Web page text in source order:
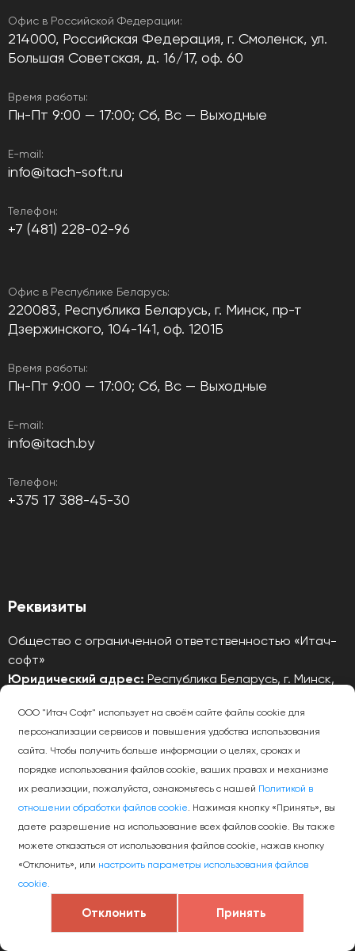
Офис в Российской Федерации:
214000, Российская Федерация, г. Смоленск, ул.
Большая Советская, д. 16/17, оф. 60
Время работы:
Пн-Пт 9:00 — 17:00; Сб, Вс — Выходные
E-mail:
info@itach-soft.ru
Телефон:
+7 (481) 228-02-96
Офис в Республике Беларусь:
220083, Республика Беларусь, г. Минск, пр-т
Дзержинского, 104-141, оф. 1201Б
Время работы:
Пн-Пт 9:00 — 17:00; Сб, Вс — Выходные
E-mail:
info@itach.by
Телефон:
+375 17 388-45-30
Реквизиты
Общество с ограниченной ответственностью «Итач-
софт»
Юридический адрес: Республика Беларусь, г. Минск,
УНП: 192324962, Регистрационный номер в Торговом
реестре466118 от 20.11.2019
Тех. поддержка 24/7:helpdesk@itach.by
Политика конфиденциальности
© 2026 ООО «Итач-софт» — Разработка программного
ООО "Итач Софт" использует на своём сайте файлы cookie для
персонализации сервисов и повышения удобства использования
сайта. Чтобы получить больше информации о целях, сроках и
порядке использования файлов cookie, ваших правах и механизме
их реализации, пожалуйста, ознакомьтесь с нашей Политикой в
отношении обработки файлов cookie. Нажимая кнопку «Принять», вы
даете разрешение на использование всех файлов cookie. Вы также
можете отказаться от использования файлов cookie, нажав кнопку
«Отклонить», или настроить параметры использования файлов
cookie.
Отклонить Принять